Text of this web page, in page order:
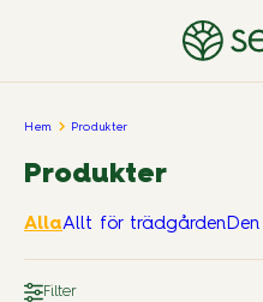
Hem Produkter
Produkter
AllaAllt för trädgården
Filter